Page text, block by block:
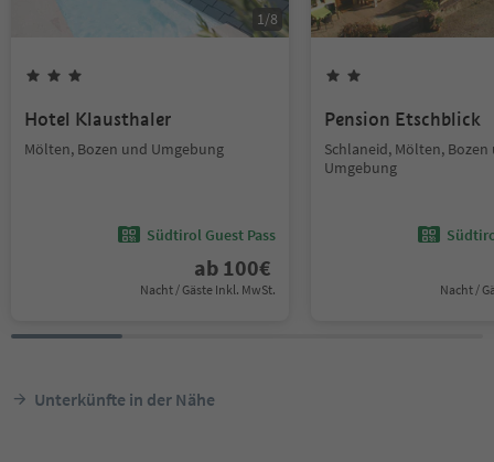
1/8
Hotel Klausthaler
Mölten, Bozen und Umgebung
Südtirol Guest Pass
ab 100€
Nacht / Gäste Inkl. MwSt.
Pension Etschblick
Schlaneid, Mölten, Bozen
Umgebung
Nacht /
Unterkünfte in der Nähe